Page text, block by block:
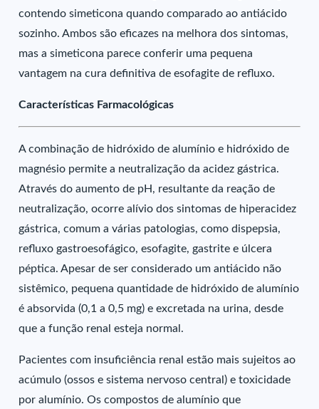
contendo simeticona quando comparado ao antiácido
sozinho. Ambos são eficazes na melhora dos sintomas,
mas a simeticona parece conferir uma pequena
vantagem na cura definitiva de esofagite de refluxo.
Características Farmacológicas
A combinação de hidróxido de alumínio e hidróxido de
magnésio permite a neutralização da acidez gástrica.
Através do aumento de pH, resultante da reação de
neutralização, ocorre alívio dos sintomas de hiperacidez
gástrica, comum a várias patologias, como dispepsia,
refluxo gastroesofágico, esofagite, gastrite e úlcera
péptica. Apesar de ser considerado um antiácido não
sistêmico, pequena quantidade de hidróxido de alumínio
é absorvida (0,1 a 0,5 mg) e excretada na urina, desde
que a função renal esteja normal.
Pacientes com insuficiência renal estão mais sujeitos ao
acúmulo (ossos e sistema nervoso central) e toxicidade
por alumínio. Os compostos de alumínio que